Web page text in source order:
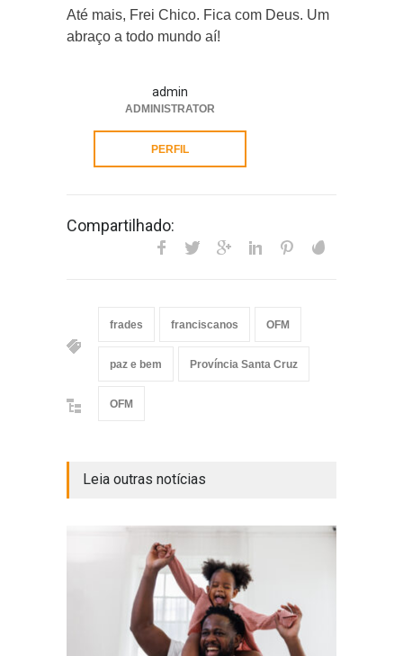
Até mais, Frei Chico. Fica com Deus. Um
abraço a todo mundo aí!
admin
ADMINISTRATOR
PERFIL
Compartilhado:
frades franciscanos OFM
paz e bem Província Santa Cruz
OFM
Leia outras notícias